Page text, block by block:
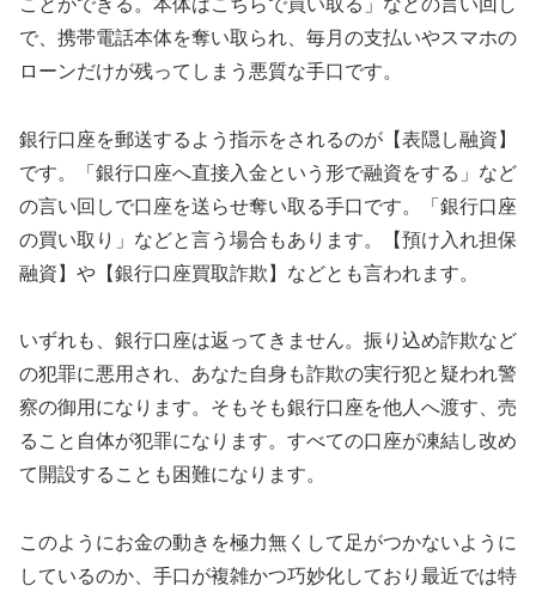
で、携帯電話本体を奪い取られ、毎月の支払いやスマホの
ローンだけが残ってしまう悪質な手口です。
銀行口座を郵送するよう指示をされるのが【表隠し融資】
です。「銀行口座へ直接入金という形で融資をする」など
の言い回しで口座を送らせ奪い取る手口です。「銀行口座
の買い取り」などと言う場合もあります。【預け入れ担保
融資】や【銀行口座買取詐欺】などとも言われます。
いずれも、銀行口座は返ってきません。振り込め詐欺など
の犯罪に悪用され、あなた自身も詐欺の実行犯と疑われ警
察の御用になります。そもそも銀行口座を他人へ渡す、売
ること自体が犯罪になります。すべての口座が凍結し改め
て開設することも困難になります。
このようにお金の動きを極力無くして足がつかないように
しているのか、手口が複雑かつ巧妙化しており最近では特